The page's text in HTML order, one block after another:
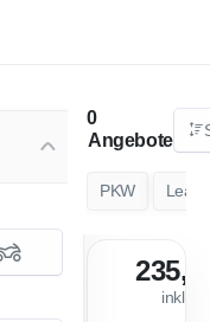
Angebote
PKW
inkl.